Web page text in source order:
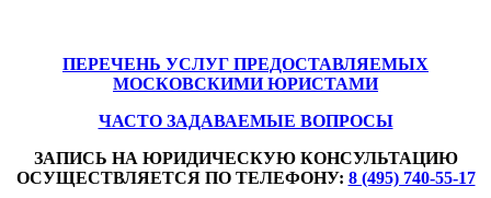
ПЕРЕЧЕНЬ УСЛУГ ПРЕДОСТАВЛЯЕМЫХ
МОСКОВСКИМИ ЮРИСТАМИ
ЧАСТО ЗАДАВАЕМЫЕ ВОПРОСЫ
ЗАПИСЬ НА ЮРИДИЧЕСКУЮ КОНСУЛЬТАЦИЮ
ОСУЩЕСТВЛЯЕТСЯ ПО ТЕЛЕФОНУ: 8 (495) 740-55-17